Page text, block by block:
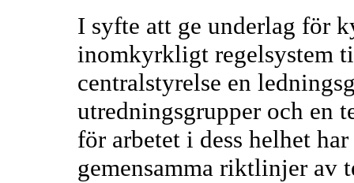
I syfte att ge underlag för
inomkyrkligt regelsystem
centralstyrelse en
utredningsgrupper och en
för arbetet i dess helhet
gemensamma riktlinjer av